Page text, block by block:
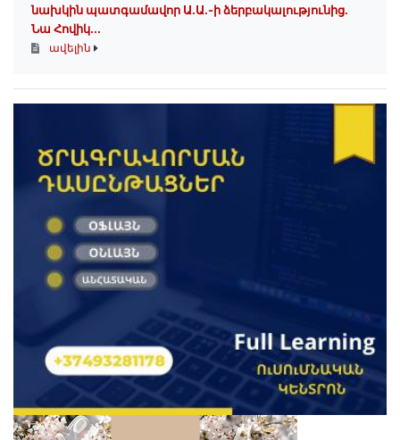
նախկին պատգամավոր Ա.Ա.-ի ձերբակալությունից.
Նա Հովիկ...
ավելին